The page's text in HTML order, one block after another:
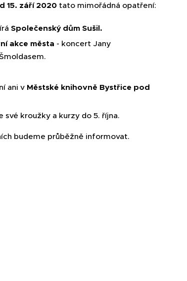
15. září 2020tato mimořádná opatření:
Společenský dům Sušil.
akce města - koncert Jany
ani v Městské knihovně Bystřice pod
své kroužky a kurzy do 5. října.
budeme průběžně informovat.